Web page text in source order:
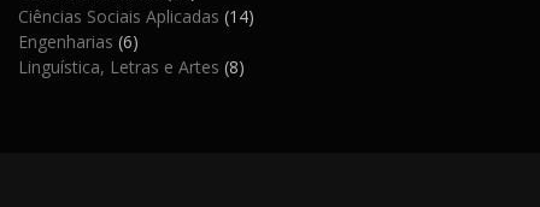
Ciências Sociais Aplicadas (14)
Engenharias (6)
Linguística, Letras e Artes (8)